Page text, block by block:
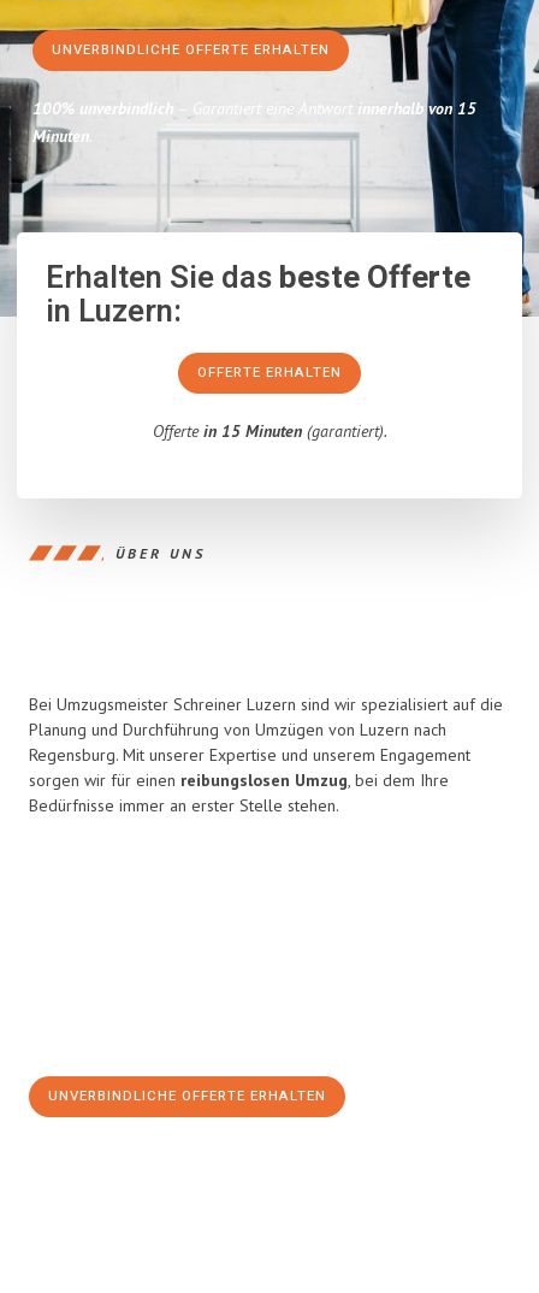
UNVERBINDLICHE OFFERTE ERHALTEN
100% unverbindlich – Garantiert eine Antwort innerhalb von 15
Minuten.
Erhalten Sie dasbeste Offerte
in Luzern:
OFFERTE ERHALTEN
Offertein 15 Minuten(garantiert).
ÜBER UNS
Bei Umzugsmeister Schreiner Luzern sind wir spezialisiert auf die
Planung und Durchführung von Umzügen von Luzern nach
Regensburg. Mit unserer Expertise und unserem Engagement
sorgen wir für einen reibungslosen Umzug, bei dem Ihre
Bedürfnisse immer an erster Stelle stehen.
UNVERBINDLICHE OFFERTE ERHALTEN